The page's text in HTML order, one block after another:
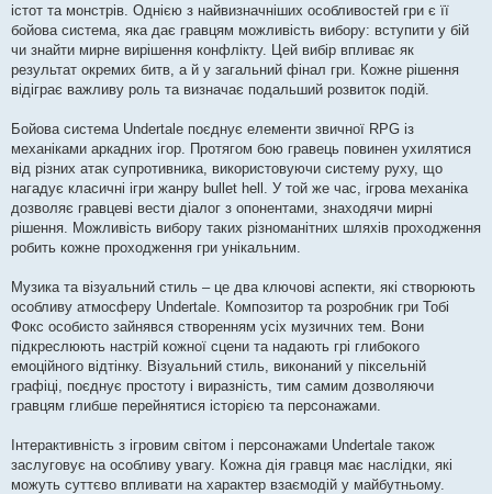
істот та монстрів. Однією з найвизначніших особливостей гри є її
бойова система, яка дає гравцям можливість вибору: вступити у бій
чи знайти мирне вирішення конфлікту. Цей вибір впливає як
результат окремих битв, а й у загальний фінал гри. Кожне рішення
відіграє важливу роль та визначає подальший розвиток подій.
Бойова система Undertale поєднує елементи звичної RPG із
механіками аркадних ігор. Протягом бою гравець повинен ухилятися
від різних атак супротивника, використовуючи систему руху, що
нагадує класичні ігри жанру bullet hell. У той же час, ігрова механіка
дозволяє гравцеві вести діалог з опонентами, знаходячи мирні
рішення. Можливість вибору таких різноманітних шляхів проходження
робить кожне проходження гри унікальним.
Музика та візуальний стиль – це два ключові аспекти, які створюють
особливу атмосферу Undertale. Композитор та розробник гри Тобі
Фокс особисто зайнявся створенням усіх музичних тем. Вони
підкреслюють настрій кожної сцени та надають грі глибокого
емоційного відтінку. Візуальний стиль, виконаний у піксельній
графіці, поєднує простоту і виразність, тим самим дозволяючи
гравцям глибше перейнятися історією та персонажами.
Інтерактивність з ігровим світом і персонажами Undertale також
заслуговує на особливу увагу. Кожна дія гравця має наслідки, які
можуть суттєво впливати на характер взаємодій у майбутньому.